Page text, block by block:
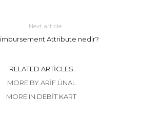
Next article
Attribute nedir?
RELATED ARTICLES
MORE BY ARIF ÜNAL
MORE IN DEBIT KART